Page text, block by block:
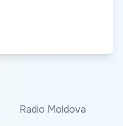
Radio Moldova